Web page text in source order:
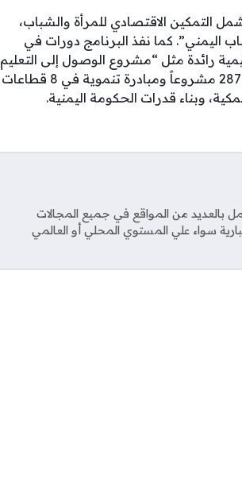
التمكين الاقتصادي للمرأة والشباب،
اليمني”. كما نفذ البرنامج دورات في
رائدة مثل “مشروع الوصول إلى التعليم
في الريف”. وتندرج جميع هذه المبادرات ضمن مصفوفة ضخمة تضم 287 مشروعاً ومبادرة تنموية في 8 قطاعات
وبناء قدرات الحكومة اليمنية.
السعودي أكتب من 15 سنة وأعمل بالعديد من المواقع في جميع المجالات
سواء علي المستوي المحلي أو العالمي